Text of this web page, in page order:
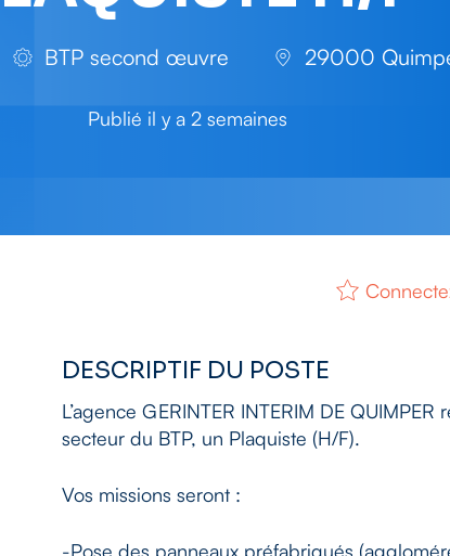
BTP second œuvre 29000
Publié il y a 2 semaines
DESCRIPTIF DU POSTE
L’agence GERINTER INTERIM DE
secteur du BTP, un Plaquiste (H/F).
Vos missions seront :
-Pose des panneaux préfabriqués